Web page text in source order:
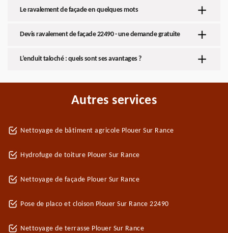
Le ravalement de façade en quelques mots
Devis ravalement de façade 22490 - une demande gratuite
L’enduit taloché : quels sont ses avantages ?
Autres services
Nettoyage de bâtiment agricole Plouer Sur Rance
Hydrofuge de toiture Plouer Sur Rance
Nettoyage de façade Plouer Sur Rance
Pose de placo et cloison Plouer Sur Rance 22490
Nettoyage de terrasse Plouer Sur Rance